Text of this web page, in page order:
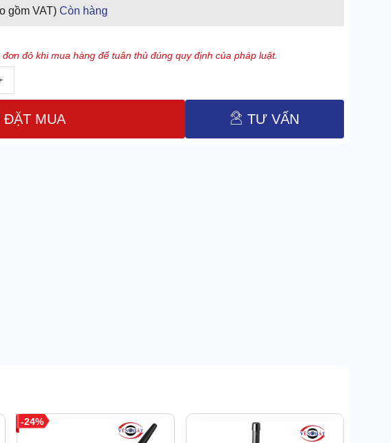
gồm VAT) Còn hàng
đỏ khi mua hàng để tuân thủ đúng quy định của pháp luật.
ĐẶT MUA TƯ VẤN
24